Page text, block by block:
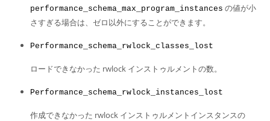
performance_schema_max_program_instances の値が小
さすぎる場合は、ゼロ以外にすることができます。
Performance_schema_rwlock_classes_lost
ロードできなかった rwlock インストゥルメントの数。
Performance_schema_rwlock_instances_lost
作成できなかった rwlock インストゥルメントインスタンスの